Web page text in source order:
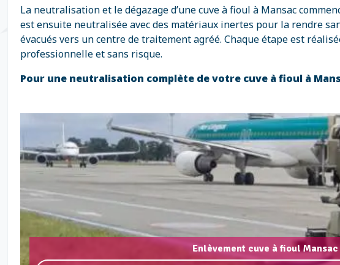
La neutralisation et le dégazage d’une cuve à fioul à Mansac
est ensuite neutralisée avec des matériaux inertes pour la rendre
évacués vers un centre de traitement agréé. Chaque étape est
professionnelle et sans risque.
Pour une neutralisation complète de votre cuve à fioul à
Enlèvement cuve à fioul